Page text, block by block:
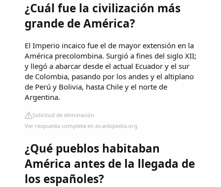
¿Cuál fue la civilización más
grande de América?
El Imperio incaico fue el de mayor extensión en la
América precolombina. Surgió a fines del siglo XII;
y llegó a abarcar desde el actual Ecuador y el sur
de Colombia, pasando por los andes y el altiplano
de Perú y Bolivia, hasta Chile y el norte de
Argentina.
Solicitud de eliminación
Ver respuesta completa en es.wikipedia.org
¿Qué pueblos habitaban
América antes de la llegada de
los españoles?